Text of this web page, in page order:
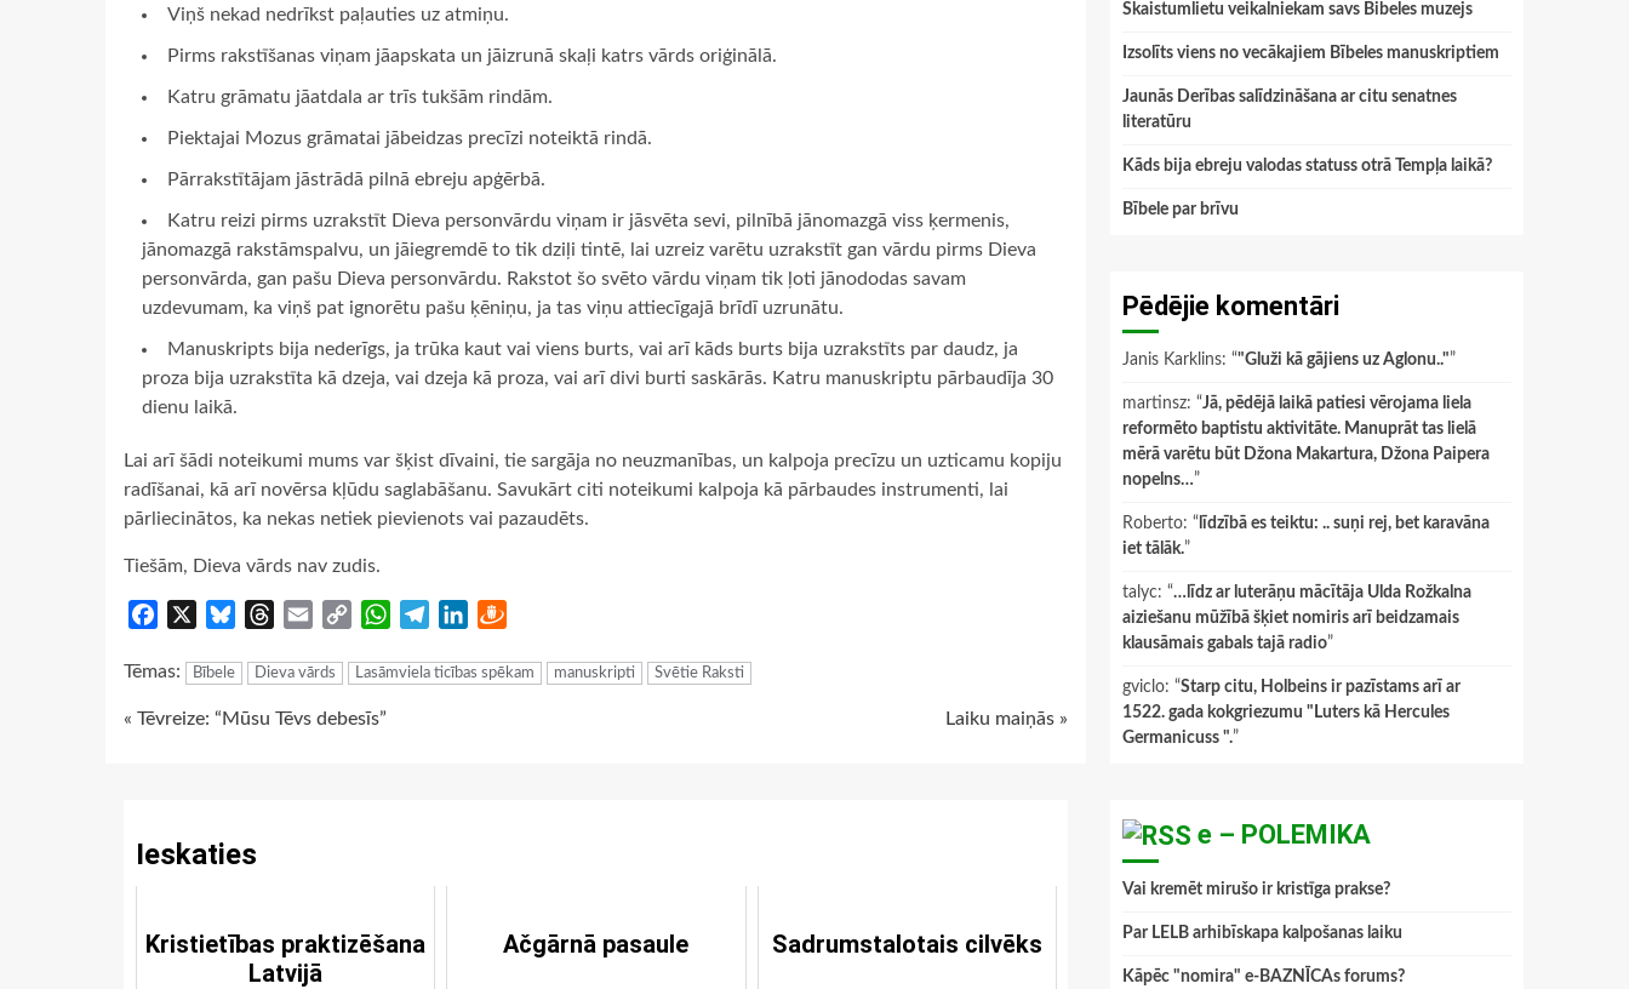
Viņš nekad nedrīkst paļauties uz atmiņu.
Pirms rakstīšanas viņam jāapskata un jāizrunā skaļi katrs vārds oriģinālā.
Katru grāmatu jāatdala ar trīs tukšām rindām.
Piektajai Mozus grāmatai jābeidzas precīzi noteiktā rindā.
Pārrakstītājam jāstrādā pilnā ebreju apģērbā.
Katru reizi pirms uzrakstīt Dieva personvārdu viņam ir jāsvēta sevi, pilnībā jānomazgā viss ķermenis,
jānomazgā rakstāmspalvu, un jāiegremdē to tik dziļi tintē, lai uzreiz varētu uzrakstīt gan vārdu pirms Dieva
personvārda, gan pašu Dieva personvārdu. Rakstot šo svēto vārdu viņam tik ļoti jānododas savam
uzdevumam, ka viņš pat ignorētu pašu ķēniņu, ja tas viņu attiecīgajā brīdī uzrunātu.
Manuskripts bija nederīgs, ja trūka kaut vai viens burts, vai arī kāds burts bija uzrakstīts par daudz, ja
proza bija uzrakstīta kā dzeja, vai dzeja kā proza, vai arī divi burti saskārās. Katru manuskriptu pārbaudīja 30
dienu laikā.
Lai arī šādi noteikumi mums var šķist dīvaini, tie sargāja no neuzmanības, un kalpoja precīzu un uzticamu kopiju
radīšanai, kā arī novērsa kļūdu saglabāšanu. Savukārt citi noteikumi kalpoja kā pārbaudes instrumenti, lai
pārliecinātos, ka nekas netiek pievienots vai pazaudēts.
Tiešām, Dieva vārds nav zudis.
Facebook BlueskyThreads
Email
Copy
WhatsApp
TelegramLinkedIn
Tēmas: Bībele Dieva vārds Lasāmviela ticības spēkam manuskripti Svētie Raksti
Continue
« Tēvreize: “Mūsu Tēvs debesīs” Laiku maiņās »
Ieskaties
Kristietības praktizēšana
Latvijā
Ačgārnā pasaule Sadrumstalotais cilvēks
Skaistumlietu veikalniekam savs Bibeles muzejs
Izsolīts viens no vecākajiem Bībeles manuskriptiem
Jaunās Derības salīdzināšana ar citu senatnes
literatūru
Kāds bija ebreju valodas statuss otrā Tempļa laikā?
Bībele par brīvu
Pēdējie komentāri
Janis Karklins: “"Gluži kā gājiens uz Aglonu.."”
martinsz: “Jā, pēdējā laikā patiesi vērojama liela
reformēto baptistu aktivitāte. Manuprāt tas lielā
mērā varētu būt Džona Makartura, Džona Paipera
nopelns…”
Roberto: “ līdzībā es teiktu: .. suņi rej, bet karavāna
iet tālāk.”
talyc: “…līdz ar luterāņu mācītāja Ulda Rožkalna
aiziešanu mūžībā šķiet nomiris arī beidzamais
klausāmais gabals tajā radio”
gviclo: “Starp citu, Holbeins ir pazīstams arī ar
1522. gada kokgriezumu "Luters kā Hercules
Germanicuss ".”
e – POLEMIKA
Vai kremēt mirušo ir kristīga prakse?
Par LELB arhibīskapa kalpošanas laiku
Kāpēc "nomira" e-BAZNĪCAs forums?